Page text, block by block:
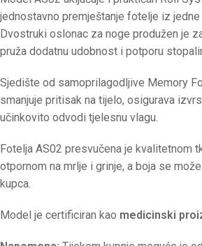
jednostavno premještanje fotelje iz jedne
Dvostruki oslonac za noge produžen je
pruža dodatnu udobnost i potporu
Sjedište od samoprilagodljive Memory
smanjuje pritisak na tijelo, osigurava
učinkovito odvodi tjelesnu vlagu.
Fotelja AS02 presvučena je kvalitetnom
otpornom na mrlje i grinje, a boja se
kupca.
Model je certificiran kao medicinski